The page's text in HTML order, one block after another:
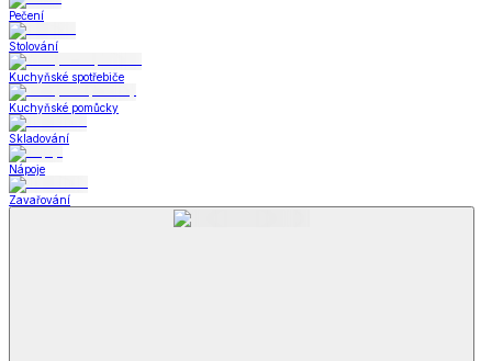
Pečení
Stolování
Kuchyňské spotřebiče
Kuchyňské pomůcky
Skladování
Nápoje
Zavařování